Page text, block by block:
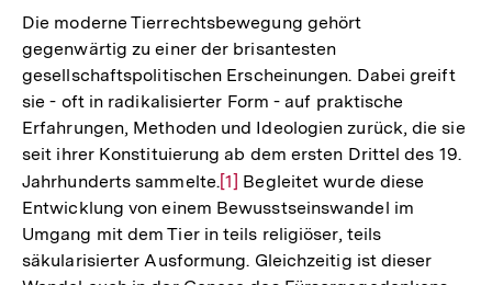
Die moderne Tierrechtsbewegung gehört
gegenwärtig zu einer der brisantesten
gesellschaftspolitischen Erscheinungen. Dabei greift
sie - oft in radikalisierter Form - auf praktische
Erfahrungen, Methoden und Ideologien zurück, die sie
seit ihrer Konstituierung ab dem ersten Drittel des 19.
Jahrhunderts sammelte.Zur
Auflösung
der
Fußnote
[1] Begleitet wurde diese
Entwicklung von einem Bewusstseinswandel im
Umgang mit dem Tier in teils religiöser, teils
säkularisierter Ausformung. Gleichzeitig ist dieser